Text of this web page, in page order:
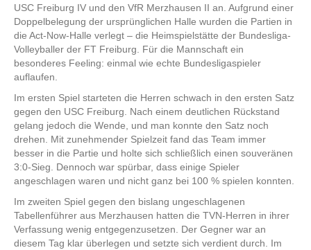
USC Freiburg IV und den VfR Merzhausen II an. Aufgrund einer
Doppelbelegung der ursprünglichen Halle wurden die Partien in
die Act-Now-Halle verlegt – die Heimspielstätte der Bundesliga-
Volleyballer der FT Freiburg. Für die Mannschaft ein
besonderes Feeling: einmal wie echte Bundesligaspieler
auflaufen.
Im ersten Spiel starteten die Herren schwach in den ersten Satz
gegen den USC Freiburg. Nach einem deutlichen Rückstand
gelang jedoch die Wende, und man konnte den Satz noch
drehen. Mit zunehmender Spielzeit fand das Team immer
besser in die Partie und holte sich schließlich einen souveränen
3:0-Sieg. Dennoch war spürbar, dass einige Spieler
angeschlagen waren und nicht ganz bei 100 % spielen konnten.
Im zweiten Spiel gegen den bislang ungeschlagenen
Tabellenführer aus Merzhausen hatten die TVN-Herren in ihrer
Verfassung wenig entgegenzusetzen. Der Gegner war an
diesem Tag klar überlegen und setzte sich verdient durch. Im